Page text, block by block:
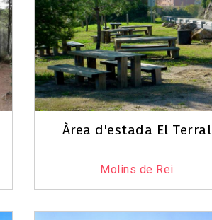
8
Àrea d'estada El Terral
Molins de Rei